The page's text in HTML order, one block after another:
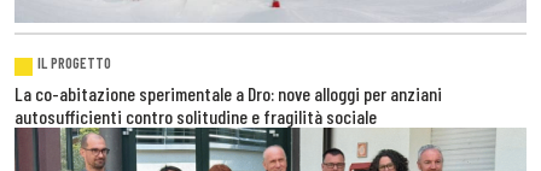
IL PROGETTO
La co-abitazione sperimentale a Dro: nove alloggi per anziani
autosufficienti contro solitudine e fragilità sociale